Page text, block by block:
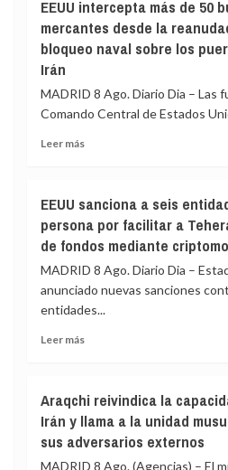
cargos
está
para
interés»
de
para
salir
al
del
Gobierno»
EEUU intercepta más de 50
mercantes desde la
bloqueo naval sobre los
Irán
MADRID 8 Ago. Diario Dia – Las
Comando Central de Estados
Leer másLeer
intercepta
más
de
buques
mercantes
desde
reanudación
naval
sobre
puertos
y
EEUU sanciona a seis
persona por facilitar a
de fondos mediante
MADRID 8 Ago. Diario Dia –
anunciado nuevas sanciones
entidades...
Leer másLeer
sanciona
a
seis
Araqchi reivindica la
Irán y llama a la unidad
sus adversarios externos
MADRID 8 Ago. (Agencias) – El